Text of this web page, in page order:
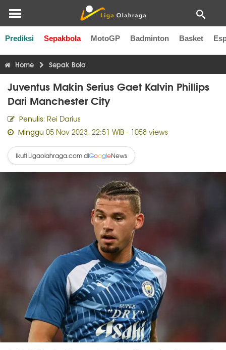
Prediksi Sepakbola MotoGP Badminton Basket
Liga Inggris Liga Italia Liga Spanyol Liga Perancis
Home Sepak Bola
Juventus Makin Serius Gaet Kalvin Phillips
Dari Manchester City
Penulis: Rei Darius
Minggu 05 Nov 2023, 22:51 WIB - 1058 views
Ikuti Ligaolahraga.com diGoogleNews